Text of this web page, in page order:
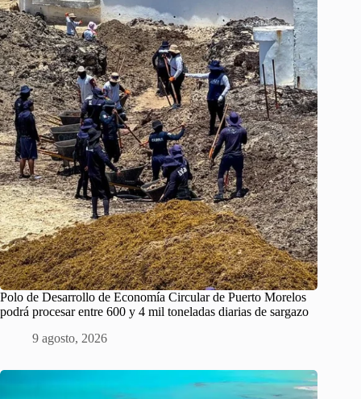
Polo de Desarrollo de Economía Circular de Puerto Morelos
podrá procesar entre 600 y 4 mil toneladas diarias de sargazo
9 agosto, 2026